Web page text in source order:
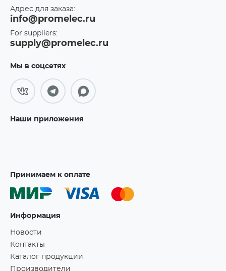
Адрес для заказа:
info@promelec.ru
For suppliers:
supply@promelec.ru
Мы в соцсетях
Наши приложения
Принимаем к оплате
Информация
Новости
Контакты
Каталог продукции
Производители